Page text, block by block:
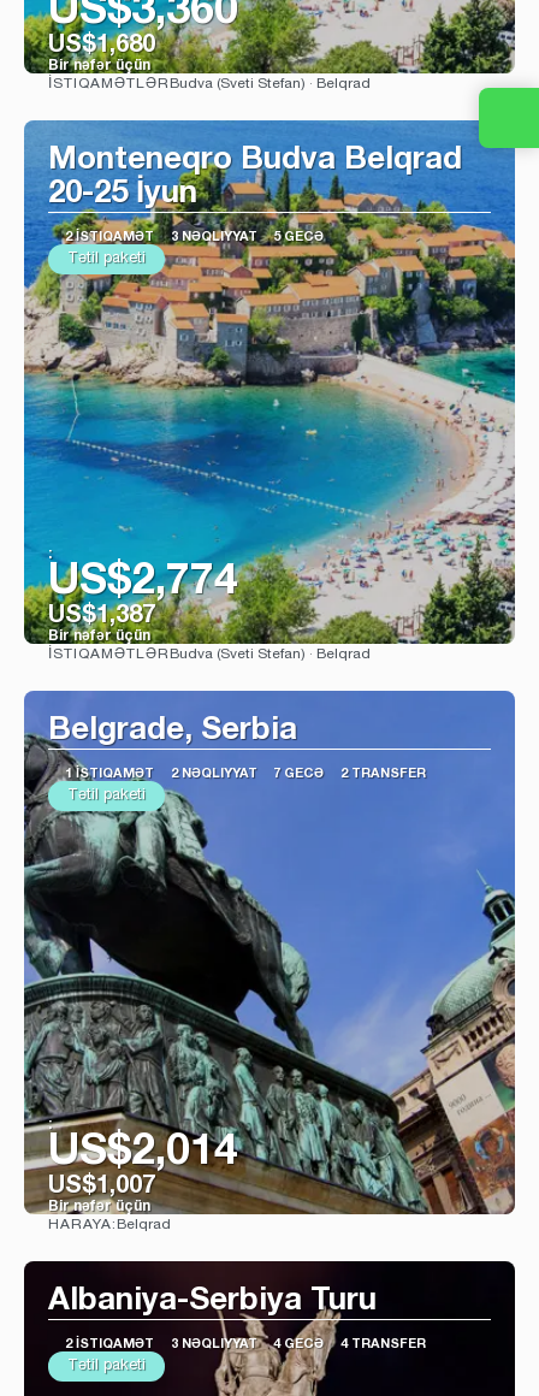
US$3,360
US$1,680
Bir nəfər üçün
İSTIQAMƏTLƏR Budva (Sveti Stefan) · Belqrad
Monteneqro Budva Belqrad
20-25 İyun
2 İSTIQAMƏT 3 NƏQLIYYAT 5 GECƏ
Tətil paketi
:
US$2,774
US$1,387
Bir nəfər üçün
İSTIQAMƏTLƏR Budva (Sveti Stefan) · Belqrad
Belgrade, Serbia
1 İSTIQAMƏT 2 NƏQLIYYAT 7 GECƏ 2 TRANSFER
Tətil paketi
:
US$2,014
US$1,007
Bir nəfər üçün
HARAYA: Belqrad
Albaniya-Serbiya Turu
2 İSTIQAMƏT 3 NƏQLIYYAT 4 GECƏ 4 TRANSFER
Tətil paketi